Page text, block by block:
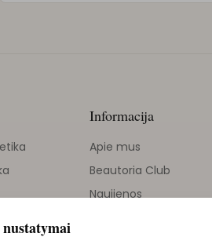
Informacija
Apie mus
Beautoria Club
Naujienos